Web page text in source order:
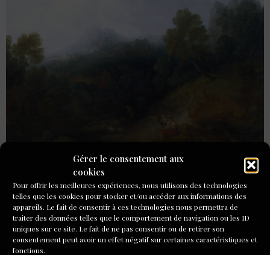
Gérer le consentement aux
cookies
Pour offrir les meilleures expériences, nous utilisons des technologies
telles que les cookies pour stocker et/ou accéder aux informations des
appareils. Le fait de consentir à ces technologies nous permettra de
traiter des données telles que le comportement de navigation ou les ID
uniques sur ce site. Le fait de ne pas consentir ou de retirer son
consentement peut avoir un effet négatif sur certaines caractéristiques et
fonctions.
Quelques lectures pour la fin de l’année 2023, par Pierre
Ahnne : Les éditions de L’Ourse brune publient de jolis
petits livres présentant chacun une seule (longue)
nouvelle. Celle de Danièle Pétrès, qui mêle humour et
fantastique mélancolique autour d’un tableau imaginaire
de Gainsborough, sera, pour une somme modique, un
présent plein de charme.